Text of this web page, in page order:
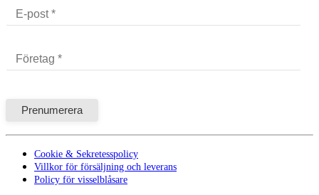
Cookie & Sekretesspolicy
Villkor för försäljning och leverans
Policy för visselblåsare